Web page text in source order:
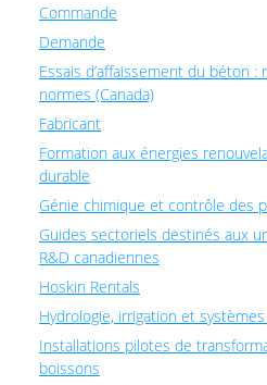
Commande
Demande
Essais d’affaissement du béton
normes (Canada)
Fabricant
Formation aux énergies
durable
Génie chimique et contrôle des
Guides sectoriels destinés aux
R&D canadiennes
Hoskin Rentals
Hydrologie, irrigation et
Installations pilotes de
boissons